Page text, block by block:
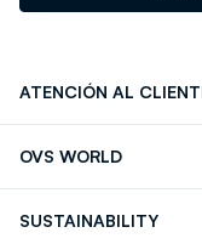
ATENCIÓN AL
OVS WORLD
SUSTAINABILITY